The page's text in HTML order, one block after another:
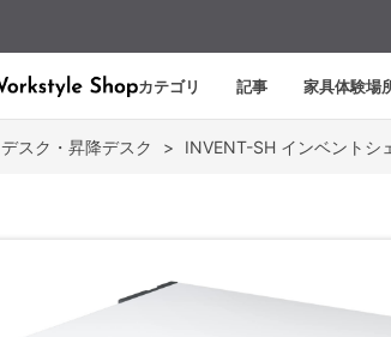
カテゴリ 記事 家具体験場
デスク・昇降デスク > INVENT-SH インベントシ